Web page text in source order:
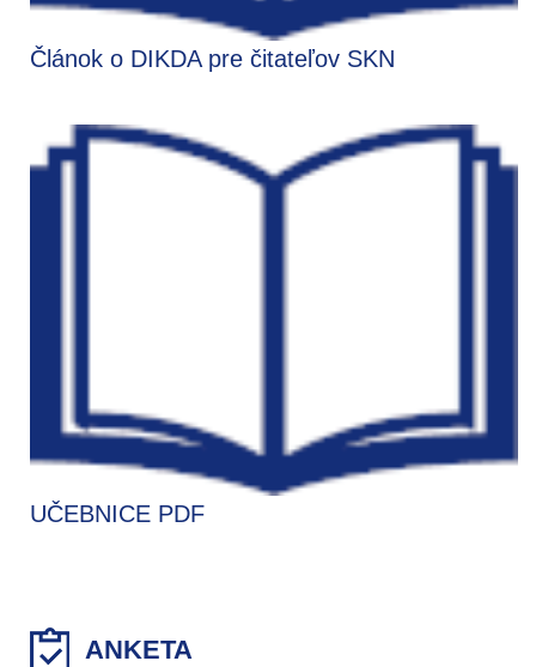
Článok o DIKDA pre čitateľov SKN
UČEBNICE PDF
ANKETA